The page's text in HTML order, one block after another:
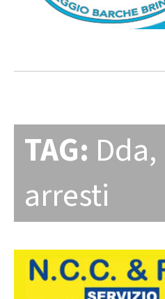
TAG: Dda,
arresti